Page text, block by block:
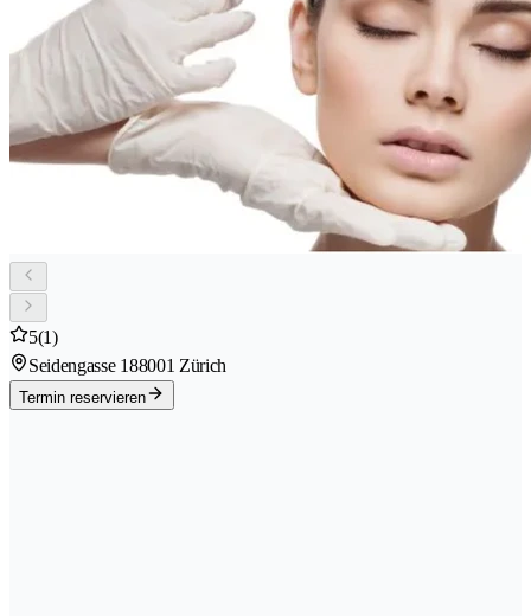
5(1)
Seidengasse 188001 Zürich
Termin reservieren